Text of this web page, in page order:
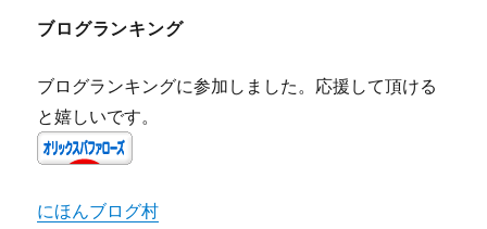
ブログランキング
ブログランキングに参加しました。応援して頂ける
と嬉しいです。
にほんブログ村